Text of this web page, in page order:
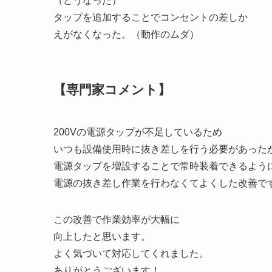
タップを追加することでコンセントの差しか
えがなくなった。（動作のムダ）
【専門家コメント】
200Vの電源タップが不足しているため
いつも設備使用時に抜き差しを行う必要があった
電源タップを増設することで常時装着できるよう
電源の抜き差し作業を行わなくてよくした改善で
この改善で作業効率が大幅に
向上したと思います。
よく気づいて対応してくれました。